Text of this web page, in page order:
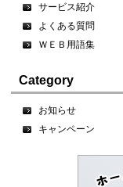
サービス紹介
よくある質問
ＷＥＢ用語集
Category
お知らせ
キャンペーン